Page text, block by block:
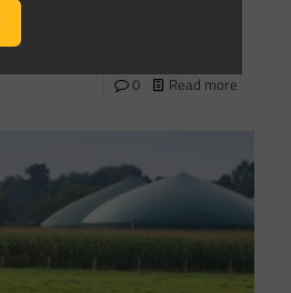
gás. A proposta visa
de gás, substituindo o modelo
0 Read more